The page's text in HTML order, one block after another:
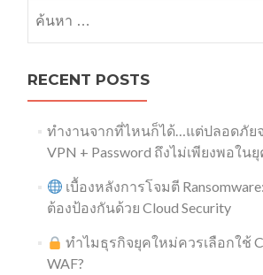
ค้นหาสำหรับ:
RECENT POSTS
ทำงานจากที่ไหนก็ได้…แต่ปลอดภัย
VPN + Password ถึงไม่เพียงพอใน
เบื้องหลังการโจมตี
ต้องป้องกันด้วย Cloud Security
ทำไมธุรกิจยุคใหม่ควรเลือกใช้
WAF?